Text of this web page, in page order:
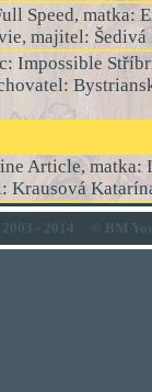
Speed, matka:
majitel:
Impossible
Article,
Krausová
- 2014 © BM